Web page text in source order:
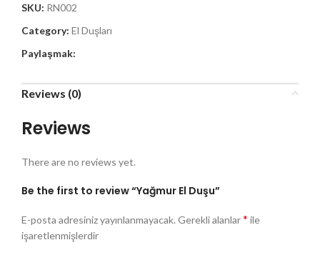
SKU: RN002
Category: El Duşları
Paylaşmak:
Reviews (0)
Reviews
There are no reviews yet.
Be the first to review “Yağmur El Duşu”
E-posta adresiniz yayınlanmayacak. Gerekli alanlar* ile
işaretlenmişlerdir